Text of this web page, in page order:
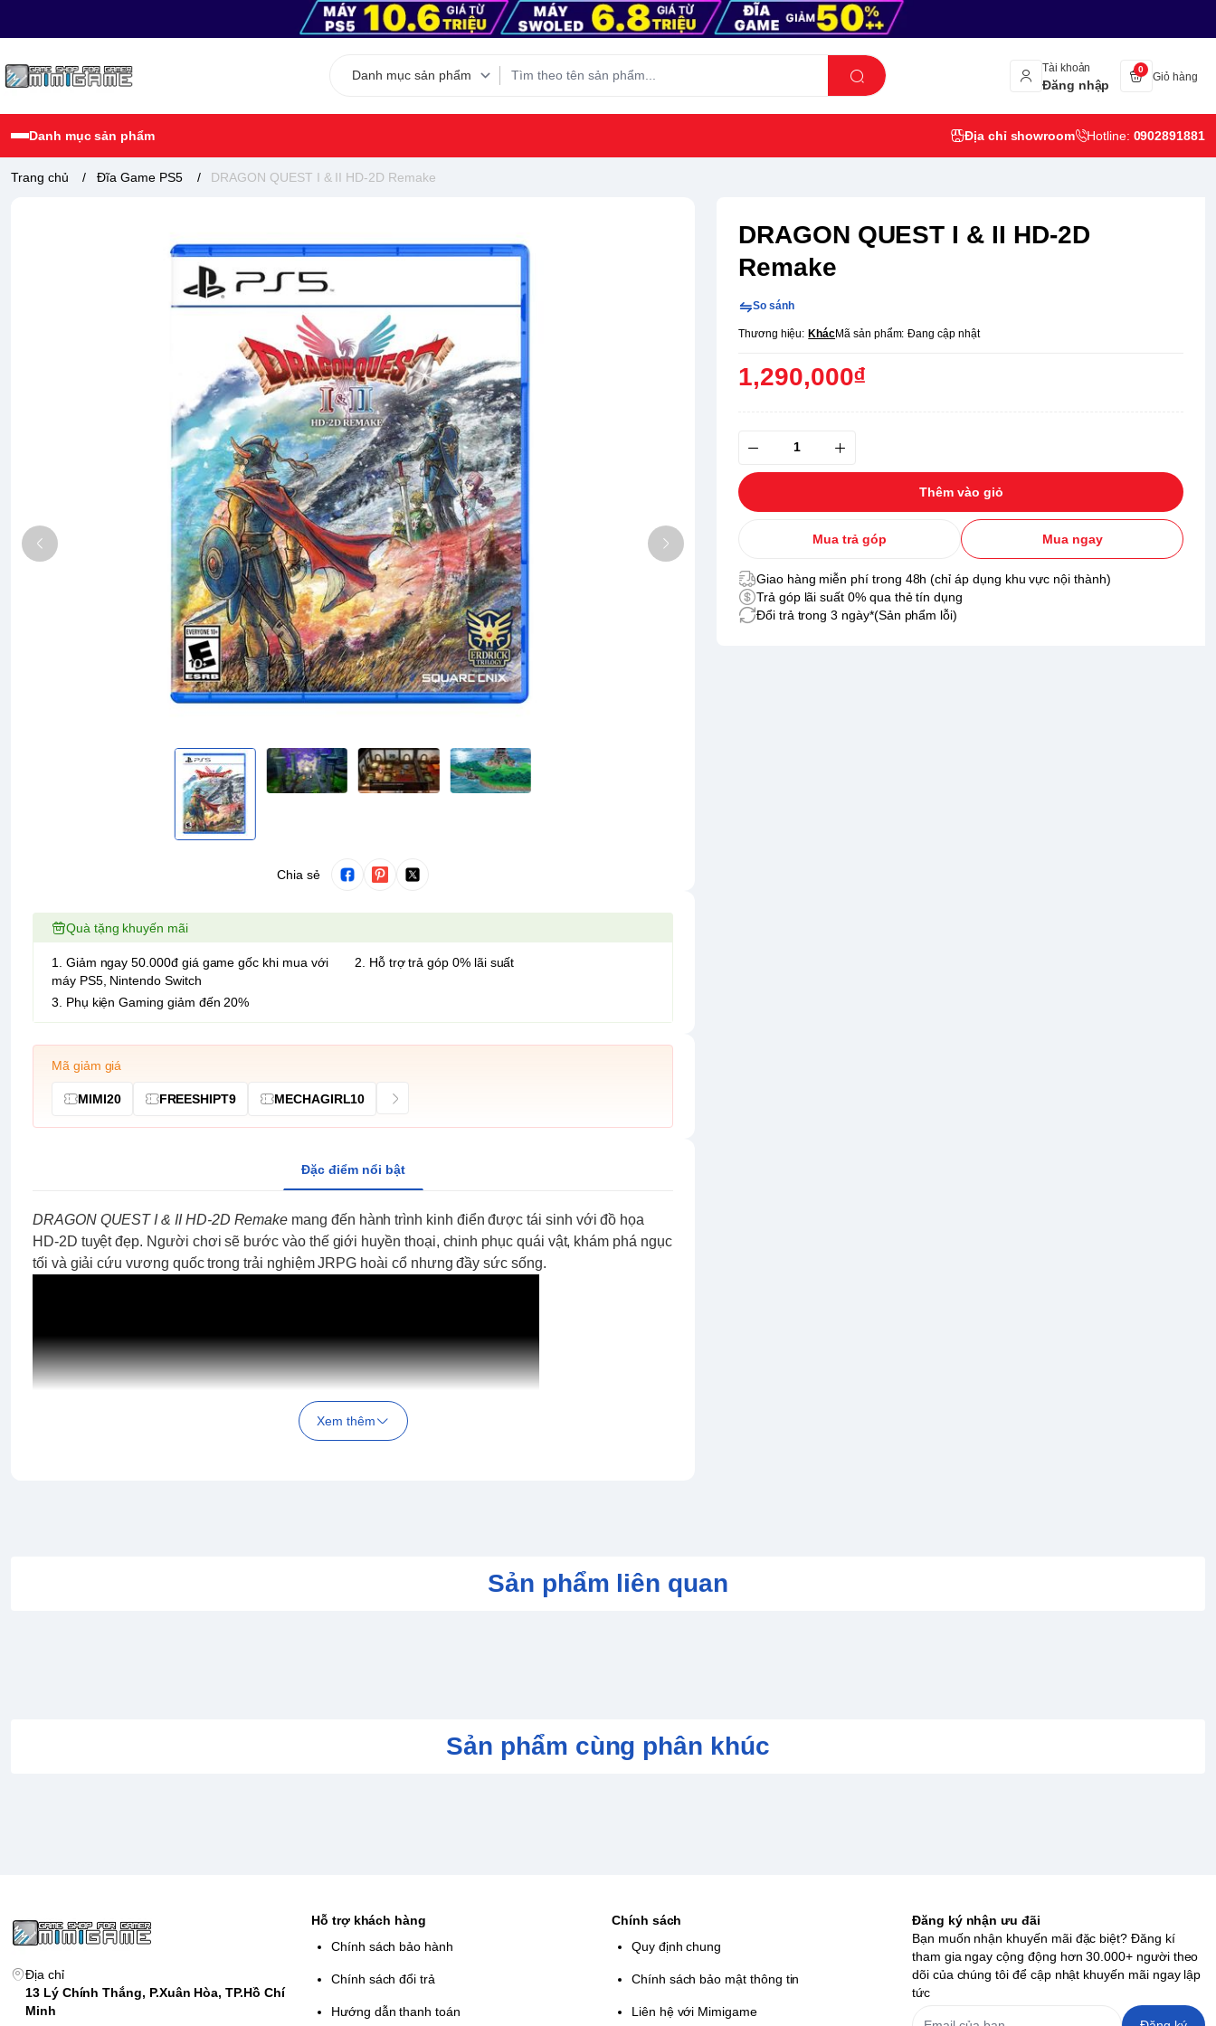
Tài khoản
Đăng nhập
0
Giỏ hàng
Danh mục sản phẩm Địa chỉ showroom Hotline: 0902891881
Trang chủ / Đĩa Game PS5 / DRAGON QUEST I & II HD-2D Remake
Chia sẻ
DRAGON QUEST I & II HD-2D
Remake
So sánh
Thương hiệu: KhácMã sản phẩm: Đang cập nhật
1,290,000₫
Thêm vào giỏ
Mua trả góp Mua ngay
Giao hàng miễn phí trong 48h (chỉ áp dụng khu vực nội thành)
Trả góp lãi suất 0% qua thẻ tín dụng
Đổi trả trong 3 ngày*(Sản phẩm lỗi)
Quà tặng khuyến mãi
1. Giảm ngay 50.000đ giá game gốc khi mua với
máy PS5, Nintendo Switch
2. Hỗ trợ trả góp 0% lãi suất
3. Phụ kiện Gaming giảm đến 20%
Mã giảm giá
MIMI20 FREESHIPT9 MECHAGIRL10
Đặc điểm nổi bật
DRAGON QUEST I & II HD-2D Remake mang đến hành trình kinh điển được tái sinh với đồ họa
HD-2D tuyệt đẹp. Người chơi sẽ bước vào thế giới huyền thoại, chinh phục quái vật, khám phá ngục
tối và giải cứu vương quốc trong trải nghiệm JRPG hoài cổ nhưng đầy sức sống.
– Kết hợp pixel cổ điển với hiệu ứng hiện đại, mang lại cảm giác hoài
Xem thêm
Sản phẩm liên quan
Sản phẩm cùng phân khúc
Địa chỉ
13 Lý Chính Thắng, P.Xuân Hòa, TP.Hồ Chí
Minh
Hỗ trợ khách hàng
Chính sách bảo hành
Chính sách đổi trả
Hướng dẫn thanh toán
Chính sách
Quy định chung
Chính sách bảo mật thông tin
Liên hệ với Mimigame
Đăng ký nhận ưu đãi
Bạn muốn nhận khuyến mãi đặc biệt? Đăng kí
tham gia ngay cộng động hơn 30.000+ người theo
dõi của chúng tôi để cập nhật khuyến mãi ngay lập
tức